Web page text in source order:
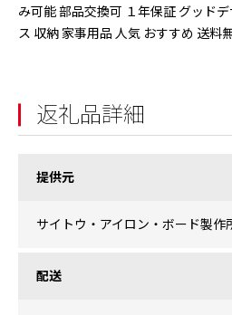
み可能 部品交換可 １年保証 グッド
ス 収納 家事用品 人気 おすすめ 送料
返礼品詳細
提供元
サイトウ・アイロン・ボード製作
配送